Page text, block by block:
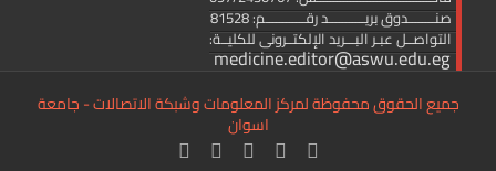
صنــــــــدوق بريـــــــــــد رقــــــــــــم: 81528
التواصــل عبـر البـــريد الإلكتــرونى للكليــة:
medicine.editor@aswu.edu.eg
جميع الحقوق محفوظة لمركز المعلومات وشبكة الاتصالات - جامعة
اسوان